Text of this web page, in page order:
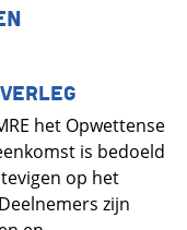
het Opwettense
is bedoeld
op het
zijn